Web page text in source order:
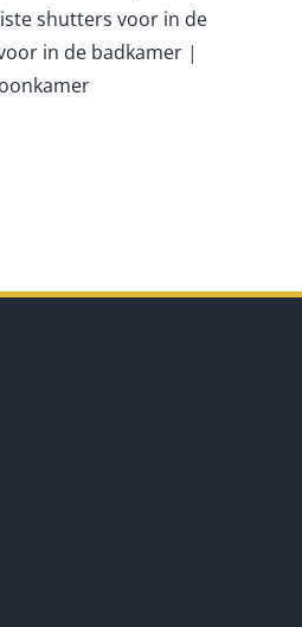
shutters voor in de
in de badkamer|